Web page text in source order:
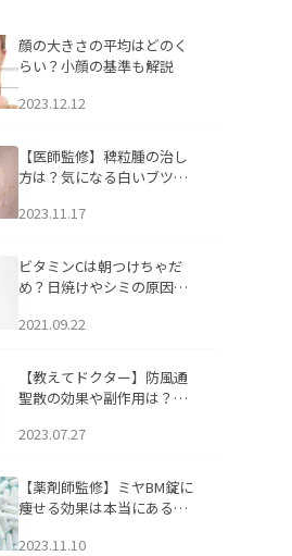
顔の大きさの平均はどのく
らい？小顔の基準も解説
2023.12.12
【医師監修】稗粒腫の治し
方は？気になる白いブツブ
アについて
2023.11.17
ビタミンCは朝つけちゃだ
め？日焼けやシミの原因に
2021.09.22
【教えてドクター】防風通
聖散の効果や副作用は？長
2023.07.27
【薬剤師監修】ミヤBM錠に
痩せる効果は本当にある
2023.11.10